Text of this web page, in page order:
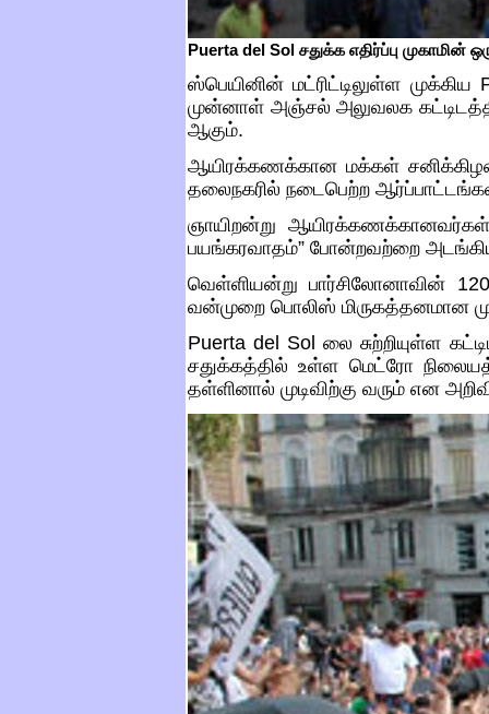
Puerta del Sol சதுக்க எதிர்ப்பு முகாமின்
ஸ்பெயினின் மட்ரிட்டிலுள்ள முக்கிய
முன்னாள் அஞ்சல் அலுவலக
ஆகும்.
ஆயிரக்கணக்கான மக்கள்
தலைநகரில் நடைபெற்ற
ஞாயிறன்று
பயங்கரவாதம்” போன்றவற்றை
வெள்ளியன்று பார்சிலோனாவின்
வன்முறை பொலிஸ் மிருகத்தனமான
Puerta del Solலை சுற்றியுள்ள
சதுக்கத்தில் உள்ள மெட்ரோ
தள்ளினால் முடிவிற்கு வரும் என